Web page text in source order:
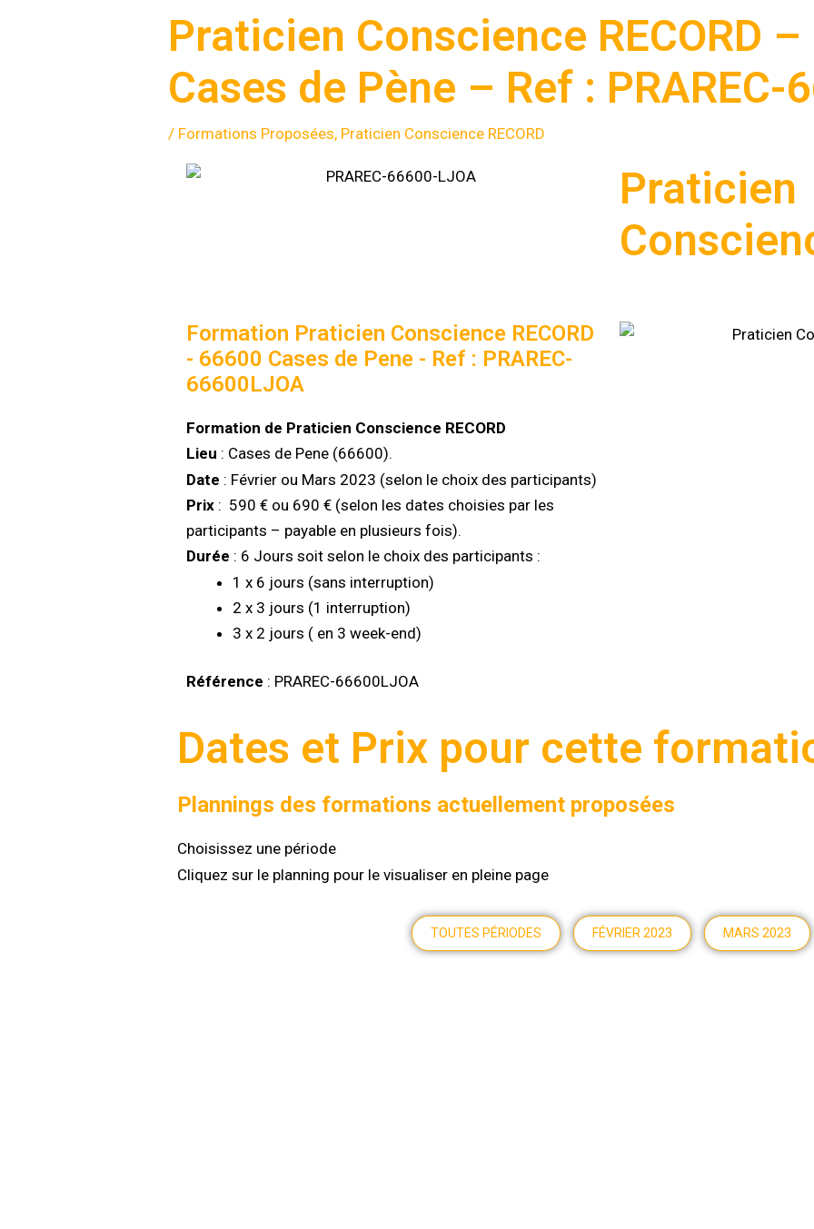
Praticien Conscience RECORD
Cases de Pène – Ref : PRAREC-
/ Formations Proposées, Praticien Conscience RECORD
Praticien
Formation Praticien Conscience RECORD
- 66600 Cases de Pene - Ref : PRAREC-
66600LJOA
Formation de Praticien Conscience RECORD
Lieu : Cases de Pene (66600).
Date : Février ou Mars 2023 (selon le choix des participants)
Prix : 590 € ou 690 € (selon les dates choisies par les
participants – payable en plusieurs fois).
Durée : 6 Jours soit selon le choix des participants :
1 x 6 jours (sans interruption)
2 x 3 jours (1 interruption)
3 x 2 jours ( en 3 week-end)
Référence : PRAREC-66600LJOA
Dates et Prix pour cette
Plannings des formations actuellement proposées
Choisissez une période
Cliquez sur le planning pour le visualiser en pleine page
TOUTES PÉRIODES FÉVRIER 2023 MARS 2023